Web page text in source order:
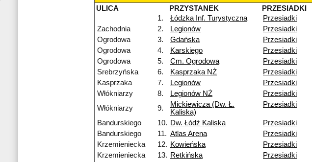
ULICA
PRZYSTANEK
PRZESIADKI
1.
Łódzka Inf. Turystyczna
Przesiadki
Zachodnia
2. Legionów
Przesiadki
Ogrodowa
3. Gdańska
Przesiadki
Ogrodowa
4. Karskiego
Przesiadki
Ogrodowa
5. Cm. Ogrodowa
Przesiadki
Srebrzyńska
6. Kasprzaka NŻ
Przesiadki
Kasprzaka
7. Legionów
Przesiadki
Włókniarzy
8. Legionów NŻ
Przesiadki
Włókniarzy
9.
Mickiewicza (Dw. Ł.
Kaliska)
Przesiadki
Bandurskiego 10. Dw. Łódź Kaliska
Przesiadki
Bandurskiego
11. Atlas Arena
Przesiadki
Krzemieniecka
12. Kowieńska
Przesiadki
Krzemieniecka
13. Retkińska Przesiadki